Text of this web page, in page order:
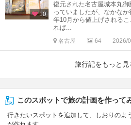
10
復元された名古屋城本丸
っていましたが、なかな
年10月から値上げされる
れば...
名古屋 64 2026/
旅行記をもっと見
このスポットで旅の計画を作って
行きたいスポットを追加して、しおりのよ